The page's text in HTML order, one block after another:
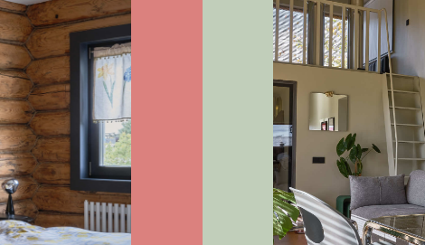
Уютный современный дом с
просторной террасой и
две спальни, гостиная и
Подойдет для компании до 5
изба
5